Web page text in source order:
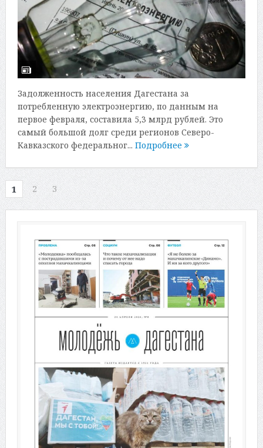
Задолженность населения Дагестана за
потребленную электроэнергию, по данным на
первое февраля, составила 5,3 млрд рублей. Это
самый большой долг среди регионов Северо-
Кавказского федеральног... Подробнее
1 2 3